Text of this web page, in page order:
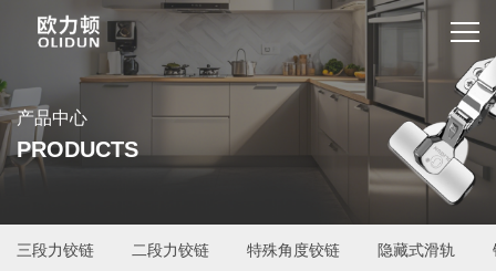
产品中心
PRODUCTS
三段力铰链 二段力铰链 特殊角度铰链 隐藏式滑轨